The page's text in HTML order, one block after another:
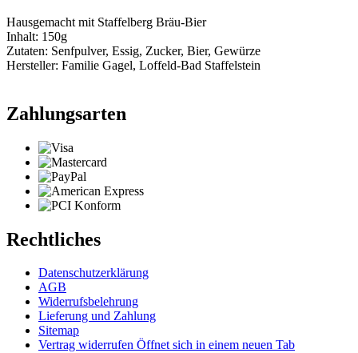
Hausgemacht mit Staffelberg Bräu-Bier
Inhalt: 150g
Zutaten: Senfpulver, Essig, Zucker, Bier, Gewürze
Hersteller: Familie Gagel, Loffeld-Bad Staffelstein
Zahlungsarten
Rechtliches
Datenschutzerklärung
AGB
Widerrufsbelehrung
Lieferung und Zahlung
Sitemap
Vertrag widerrufen Öffnet sich in einem neuen Tab